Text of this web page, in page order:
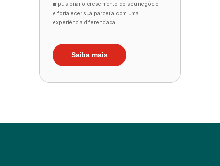
impulsionar o crescimento do seu negócio
e fortalecer sua parceria com uma
experiência diferenciada.
Saiba mais